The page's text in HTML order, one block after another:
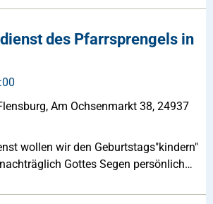
des Pfarrsprengels in
Am Ochsenmarkt 38, 24937
wollen wir den Geburtstags"kindern"
Gottes Segen persönlich…